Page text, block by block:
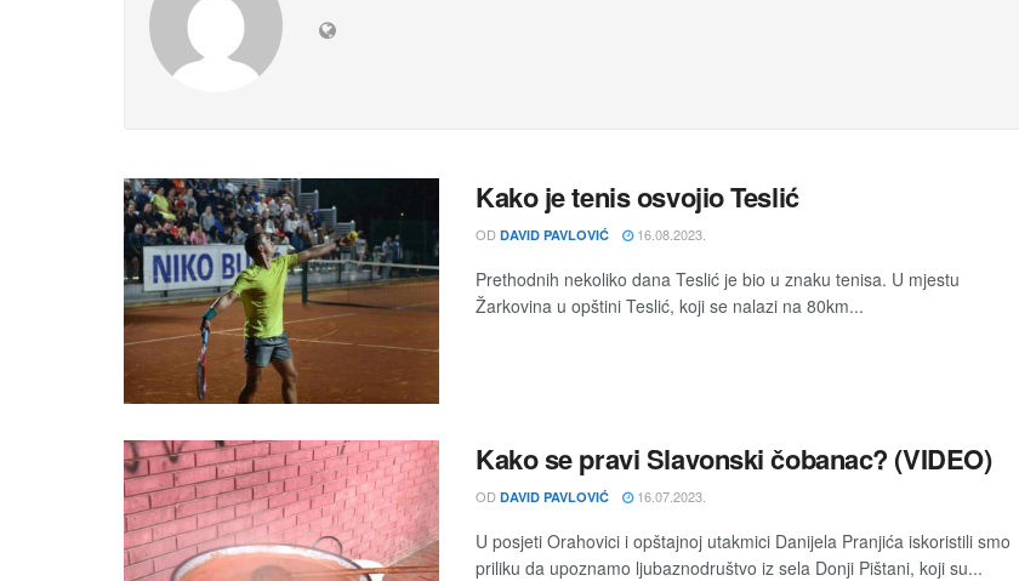
Kako je tenis osvojio Teslić
OD DAVID PAVLOVIĆ 16.08.2023.
Prethodnih nekoliko dana Teslić je bio u znaku tenisa. U mjestu
Žarkovina u opštini Teslić, koji se nalazi na 80km...
Kako se pravi Slavonski čobanac? (VIDEO)
OD DAVID PAVLOVIĆ 16.07.2023.
U posjeti Orahovici i opštajnoj utakmici Danijela Pranjića iskoristili smo
priliku da upoznamo ljubaznodruštvo iz sela Donji Pištani, koji su...